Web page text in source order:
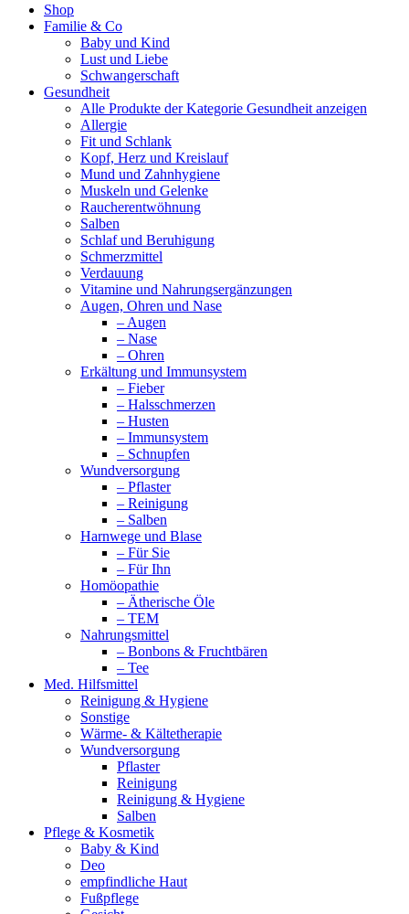
page
opens
Shop
Familie & Co
Baby und Kind
Lust und Liebe
Schwangerschaft
Gesundheit
Alle Produkte der Kategorie Gesundheit anzeigen
Allergie
Fit und Schlank
Kopf, Herz und Kreislauf
Mund und Zahnhygiene
Muskeln und Gelenke
Raucherentwöhnung
Salben
Schlaf und Beruhigung
Schmerzmittel
Verdauung
Vitamine und Nahrungsergänzungen
Augen, Ohren und Nase
– Augen
– Nase
– Ohren
Erkältung und Immunsystem
– Fieber
– Halsschmerzen
– Husten
– Immunsystem
– Schnupfen
Wundversorgung
– Pflaster
– Reinigung
– Salben
Harnwege und Blase
– Für Sie
– Für Ihn
Homöopathie
– Ätherische Öle
– TEM
Nahrungsmittel
– Bonbons & Fruchtbären
– Tee
Med. Hilfsmittel
Reinigung & Hygiene
Sonstige
Wärme- & Kältetherapie
Wundversorgung
Pflaster
Reinigung
Reinigung & Hygiene
Salben
Pflege & Kosmetik
Baby & Kind
Deo
empfindliche Haut
Fußpflege